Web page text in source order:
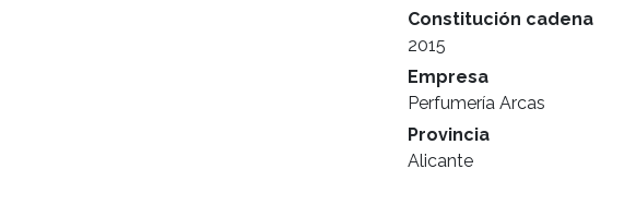
Constitución cadena
2015
Empresa
Perfumería Arcas
Provincia
Alicante